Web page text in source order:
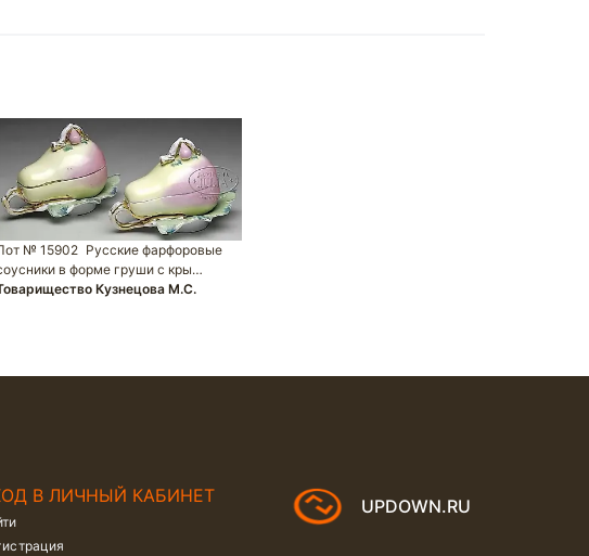
№ 15902 Русские фарфоровые
в форме груши с кры…
Кузнецова М.С.
В ЛИЧНЫЙ КАБИНЕТ UPDOWN.RU